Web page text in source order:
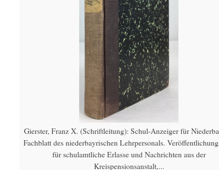
Gierster, Franz X. (Schriftleitung): Schul-Anzeiger für
Fachblatt des niederbayrischen Lehrpersonals.
für schulamtliche Erlasse und Nachrichten aus der
Kreispensionsanstalt,...